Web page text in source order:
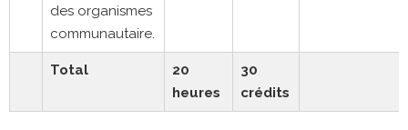
des organismes
communautaire.
Total
20
heures
30
crédits